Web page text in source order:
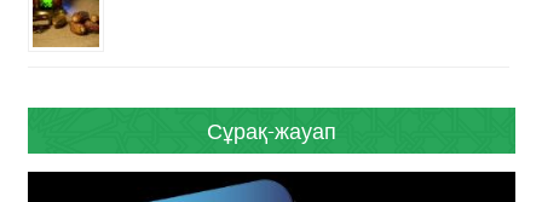
Сұрақ-жауап